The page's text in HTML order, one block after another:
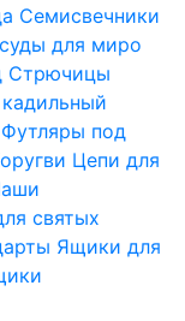
Семисвечники
для миро
Стрючицы
Футляры под
Цепи для
святых
Ящики для